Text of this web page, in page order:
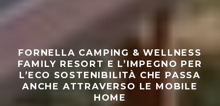
FORNELLA CAMPING & WELLNESS
FAMILY RESORT E L’IMPEGNO PER
L’ECO SOSTENIBILITÀ CHE PASSA
ANCHE ATTRAVERSO LE MOBILE
HOME